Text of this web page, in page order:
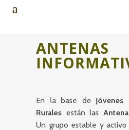
ANTENAS
En la base de Jóvenes
Rurales están las
Un grupo estable y activo